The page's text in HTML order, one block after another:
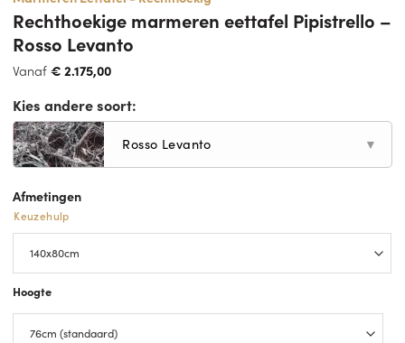
Rechthoekige marmeren eettafel Pipistrello –
Rosso Levanto
Vanaf€ 2.175,00
Kies andere soort:
Rosso Levanto ▼
Afmetingen
Keuzehulp
Hoogte